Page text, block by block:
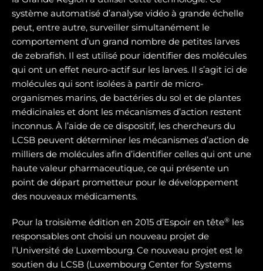
système automatisé d’analyse vidéo à grande échelle
peut, entre autre, surveiller simultanément le
comportement d’un grand nombre de petites larves
de zebrafish. Il est utilisé pour identifier des molécules
qui ont un effet neuro-actif sur les larves. Il s’agit ici de
molécules qui sont isolées à partir de micro-
organismes marins, de bactéries du sol et de plantes
médicinales et dont les mécanismes d’action restent
inconnus. À l’aide de ce dispositif, les chercheurs du
LCSB peuvent déterminer les mécanismes d’action de
milliers de molécules afin d’identifier celles qui ont une
haute valeur pharmaceutique, ce qui présente un
point de départ prometteur pour le développement
des nouveaux médicaments.
Pour la troisième édition en 2015 d’Espoir en tête® les
responsables ont choisi un nouveau projet de
l’Université de Luxembourg. Ce nouveau projet est le
soutien du LCSB (Luxembourg Center for Systems